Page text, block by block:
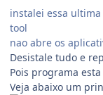
instalei essa
tool
nao abre os
Desistale tudo e
Pois programa
Veja abaixo um